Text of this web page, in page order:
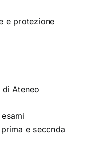
e protezione
di Ateneo
e seconda